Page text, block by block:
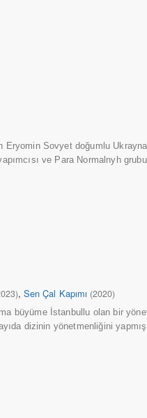
Eryomin Sovyet doğumlu
ve Para Normalnyh
,Sen Çal Kapımı (2020)
büyüme İstanbullu olan bir
dizinin yönetmenliğini